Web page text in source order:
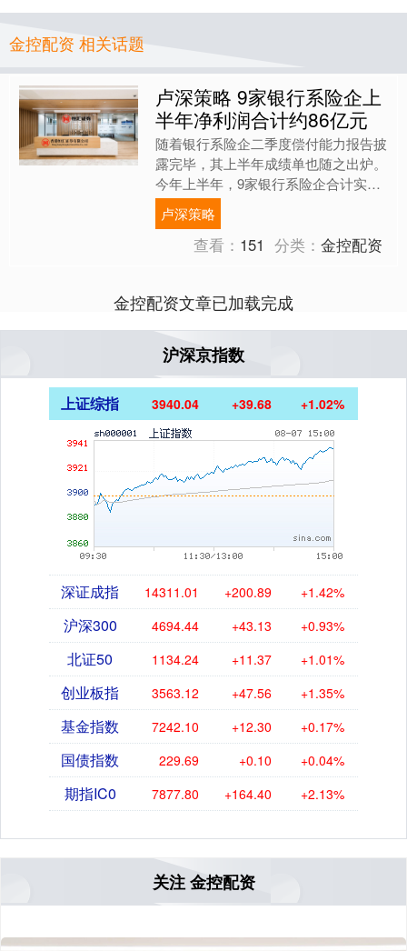
金控配资 相关话题
卢深策略 9家银行系险企上
半年净利润合计约86亿元
随着银行系险企二季度偿付能力报告披
露完毕，其上半年成绩单也随之出炉。
今年上半年，9家银行系险企合计实现
保险业务收入3011.61亿元，合计实现
净利润85.95亿....
卢深策略
查看： 151 分类：金控配资
金控配资文章已加载完成
沪深京指数
上证综指 3940.04 +39.68 +1.02%
深证成指 14311.01 +200.89 +1.42%
沪深300 4694.44 +43.13 +0.93%
北证50 1134.24 +11.37 +1.01%
创业板指 3563.12 +47.56 +1.35%
基金指数 7242.10 +12.30 +0.17%
国债指数 229.69 +0.10 +0.04%
期指IC0 7877.80 +164.40 +2.13%
关注 金控配资